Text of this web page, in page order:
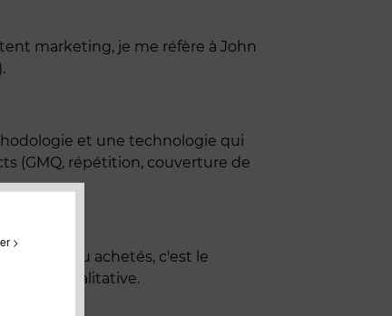
>
marketing, je me réfère à John
et une technologie qui
(GMQ, répétition, couverture de
acquis ou achetés, c'est le
plus qualitative.